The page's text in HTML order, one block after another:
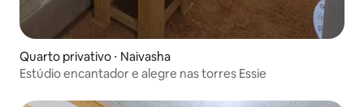
Quarto privativo ⋅ Naivasha
Estúdio encantador e alegre nas torres Essie